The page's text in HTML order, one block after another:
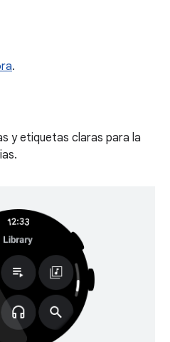
.
y etiquetas claras para la